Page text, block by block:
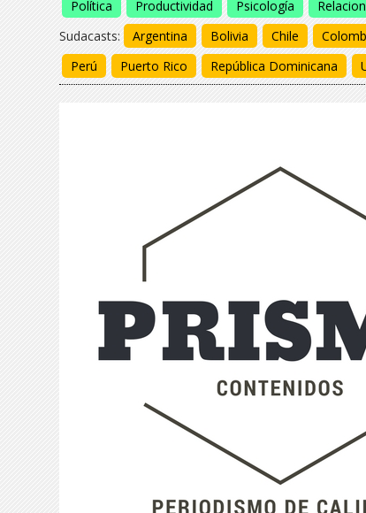
Política
Productividad Psicología
Sudacasts:
Argentina Bolivia Chile
Perú
Puerto Rico República Dominicana